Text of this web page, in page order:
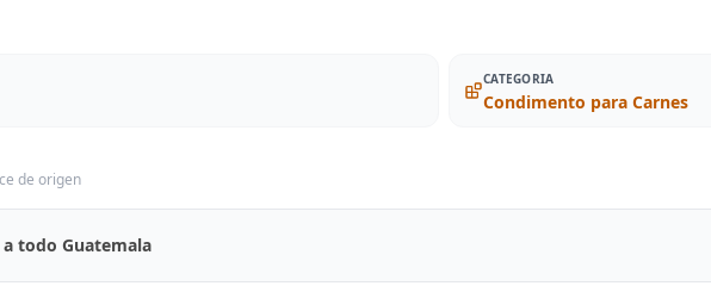
CATEGORIA
Condimento para Carnes
de origen
todo Guatemala